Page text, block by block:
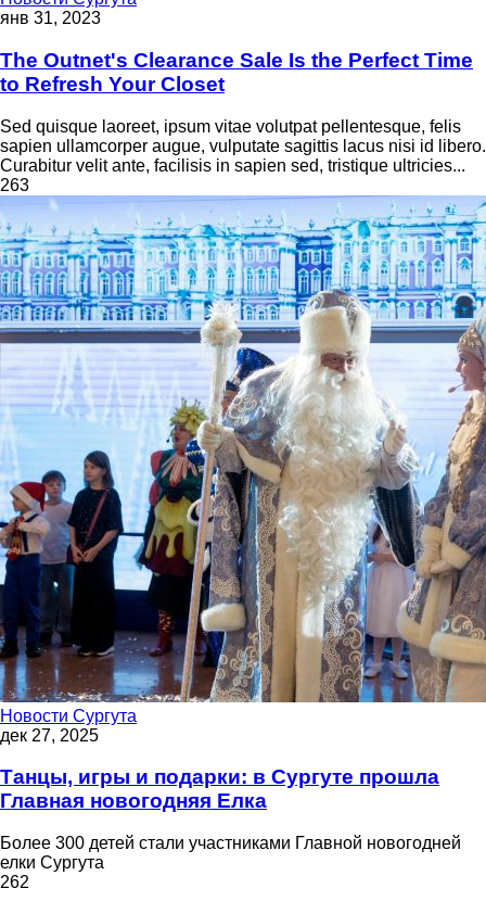
янв 31, 2023
The Outnet's Clearance Sale Is the Perfect Time
to Refresh Your Closet
Sed quisque laoreet, ipsum vitae volutpat pellentesque, felis
sapien ullamcorper augue, vulputate sagittis lacus nisi id libero.
Curabitur velit ante, facilisis in sapien sed, tristique ultricies...
263
Новости Сургута
дек 27, 2025
Танцы, игры и подарки: в Сургуте прошла
Главная новогодняя Елка
Более 300 детей стали участниками Главной новогодней
елки Сургута
262